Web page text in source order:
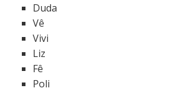
Duda
Vê
Vivi
Liz
Fê
Poli